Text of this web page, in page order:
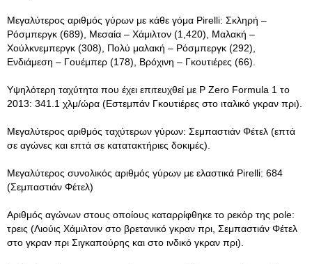
Μεγαλύτερος αριθμός γύρων με κάθε γόμα Pirelli: Σκληρή –
Ρόσμπεργκ (689), Μεσαία – Χάμιλτον (1,420), Μαλακή –
Χούλκνεμπεργκ (308), Πολύ μαλακή – Ρόσμπεργκ (292),
Ενδιάμεση – Γουέμπερ (178), Βρόχινη – Γκουτιέρες (66).
Υψηλότερη ταχύτητα που έχει επιτευχθεί με P Zero Formula 1 το
2013: 341.1 χλμ/ώρα (Εστεμπάν Γκουτιέρες στο ιταλικό γκραν πρι).
Μεγαλύτερος αριθμός ταχύτερων γύρων: Σεμπαστιάν Φέτελ (επτά
σε αγώνες και επτά σε κατατακτήριες δοκιμές).
Μεγαλύτερος συνολικός αριθμός γύρων με ελαστικά Pirelli: 684
(Σεμπαστιάν Φέτελ)
Αριθμός αγώνων στους οποίους καταρρίφθηκε το ρεκόρ της pole:
τρεις (Λιούις Χάμιλτον στο βρετανικό γκραν πρι, Σεμπαστιάν Φέτελ
στο γκραν πρι Σιγκαπούρης και στο ινδικό γκραν πρι).